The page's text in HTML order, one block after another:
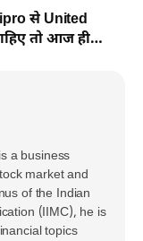
से United
तो आज ही
is a business
market and
of the Indian
(IIMC), he is
topics